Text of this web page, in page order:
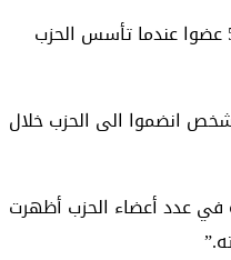
ووصل عدد أعضاء الحزب أكثر من 50 عضوا عندما تأسس الحزب
أن نحو 2.31 مليون شخص انضموا الى الحزب خلال
في عدد أعضاء الحزب أظهرت